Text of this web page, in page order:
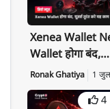
Xenea Wallet
Wallet होगा बंद,
Private Key
Export
Ronak Ghatiya 1
4